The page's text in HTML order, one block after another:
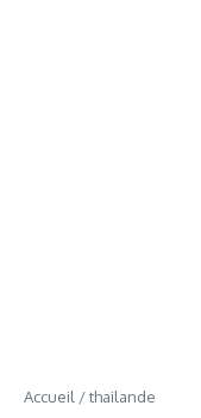
Accueil /thailande